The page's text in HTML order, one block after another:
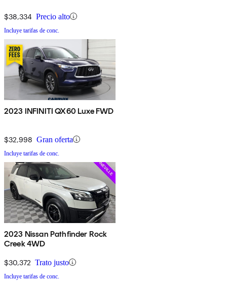
$38,334 Precio alto
Incluye tarifas de conc.
2023 INFINITI QX60 Luxe FWD
$32,998 Gran oferta
Incluye tarifas de conc.
2023 Nissan Pathfinder Rock
Creek 4WD
$30,372 Trato justo
Incluye tarifas de conc.